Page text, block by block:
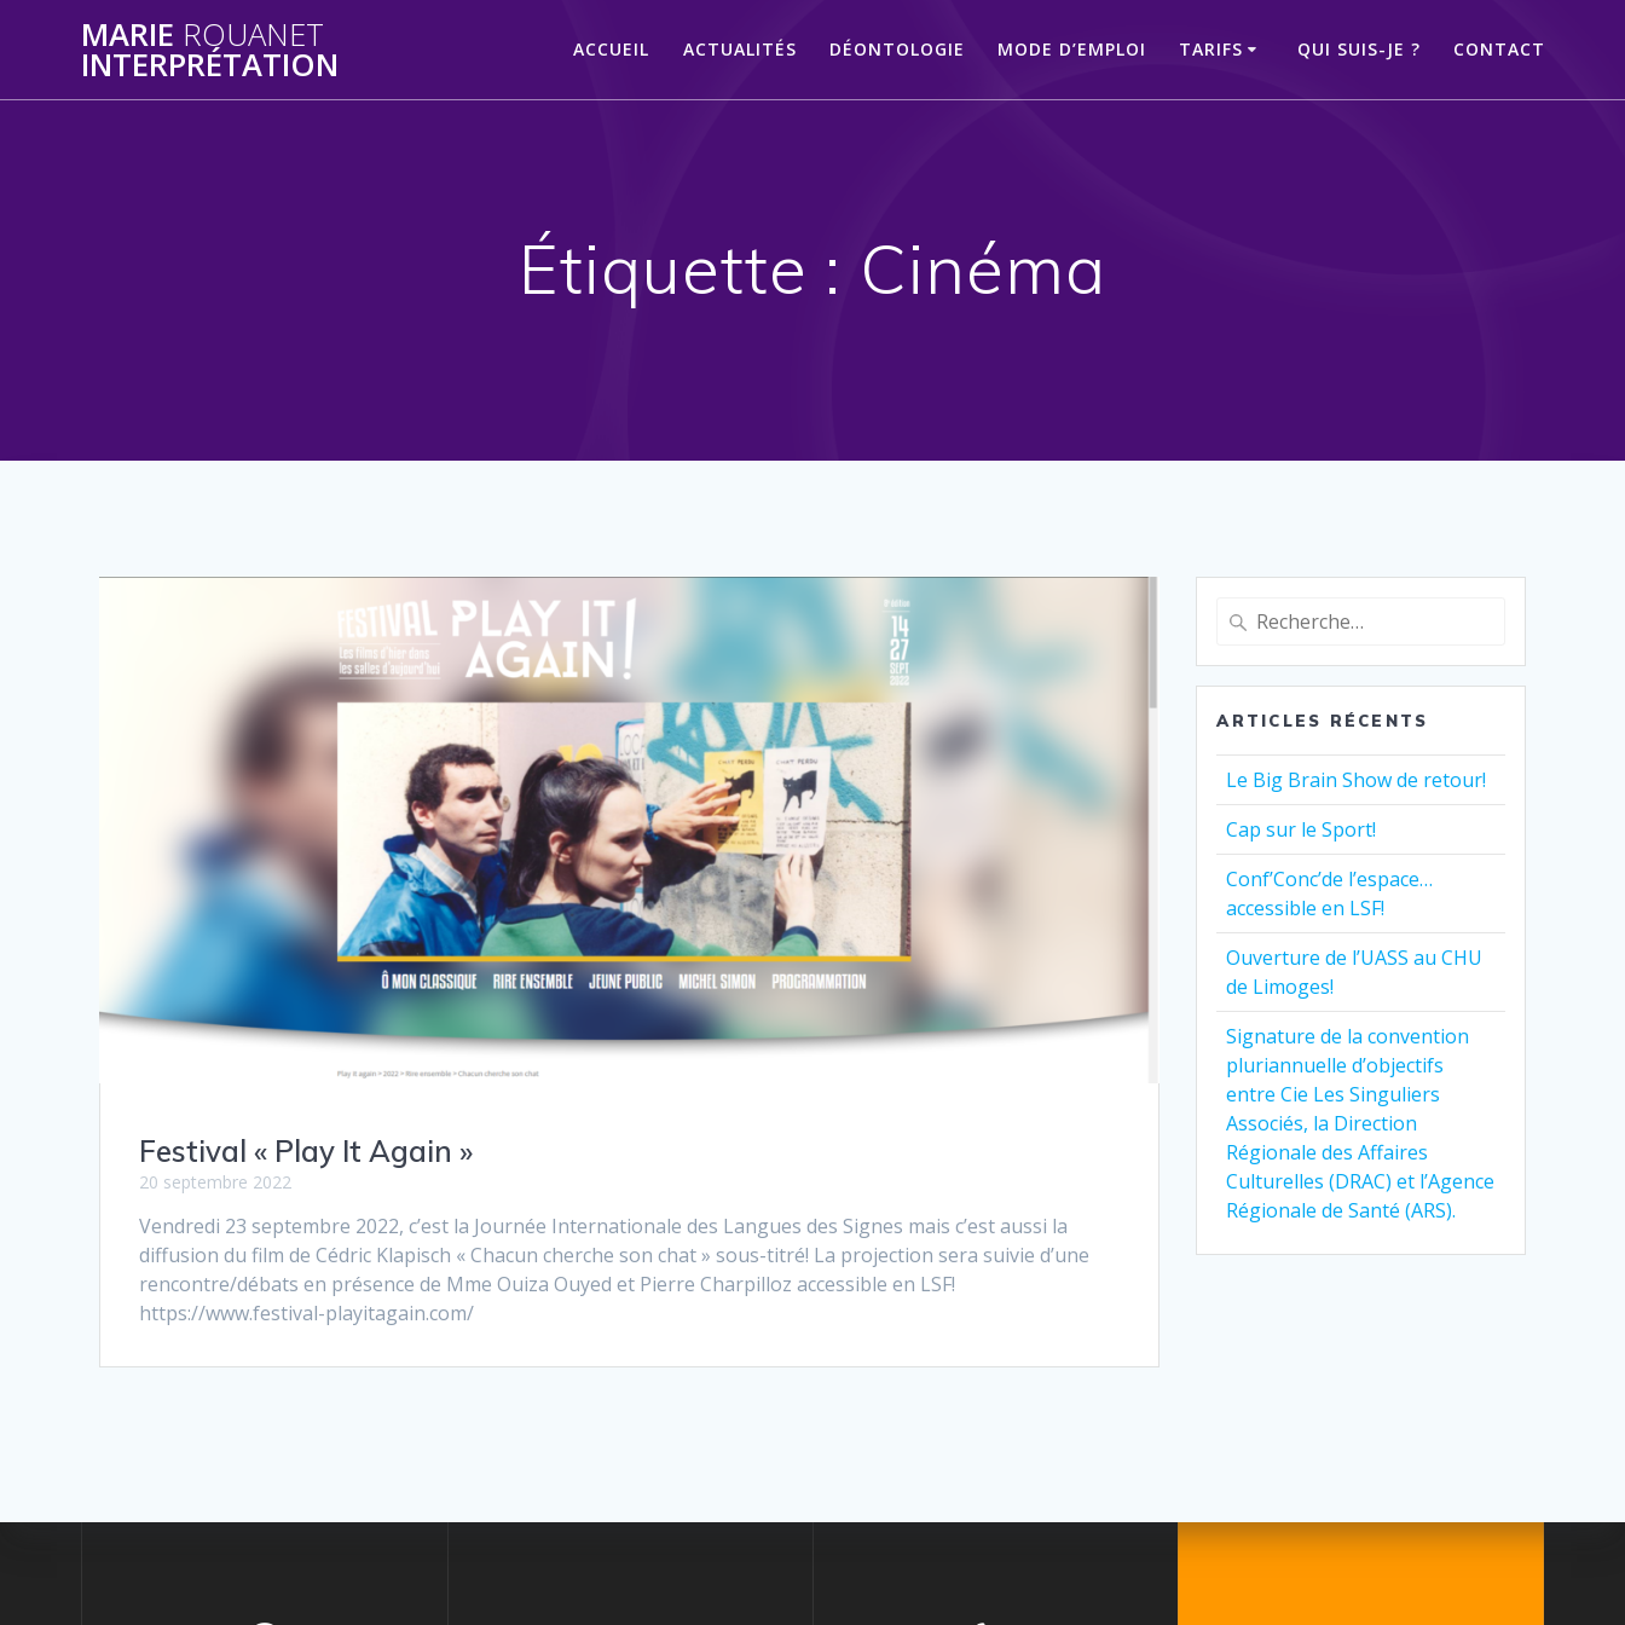
MARIE ROUANET
INTERPRÉTATION ACCUEIL ACTUALITÉS DÉONTOLOGIE MODE D’EMPLOI TARIFS QUI SUIS-JE ? CONTACT
Étiquette : Cinéma
Festival « Play It Again »
20 septembre 2022
Vendredi 23 septembre 2022, c’est la Journée Internationale des Langues des Signes mais c’est aussi la
diffusion du film de Cédric Klapisch « Chacun cherche son chat » sous-titré! La projection sera suivie d’une
rencontre/débats en présence de Mme Ouiza Ouyed et Pierre Charpilloz accessible en LSF!
https://www.festival-playitagain.com/
Recherche
:
ARTICLES RÉCENTS
Le Big Brain Show de retour!
Cap sur le Sport!
Conf’Conc’de l’espace…
accessible en LSF!
Ouverture de l’UASS au CHU
de Limoges!
Signature de la convention
pluriannuelle d’objectifs
entre Cie Les Singuliers
Associés, la Direction
Régionale des Affaires
Culturelles (DRAC) et l’Agence
Régionale de Santé (ARS).